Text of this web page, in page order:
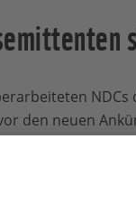
den neuen
Doch selbst
und